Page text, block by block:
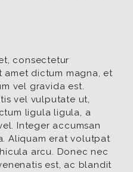
consectetur
amet dictum magna, et
vel gravida est.
vel vulputate ut,
ligula ligula, a
Integer accumsan
Aliquam erat volutpat
arcu. Donec nec
est, ac blandit